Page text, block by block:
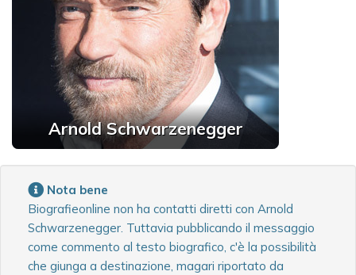
Arnold Schwarzenegger
Nota bene
Biografieonline non ha contatti diretti con Arnold
Schwarzenegger. Tuttavia pubblicando il messaggio
come commento al testo biografico, c'è la possibilità
che giunga a destinazione, magari riportato da